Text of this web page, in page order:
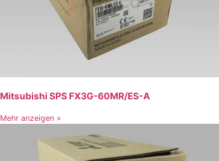
Mitsubishi SPS FX3G-60MR/ES-A
Mehr anzeigen »